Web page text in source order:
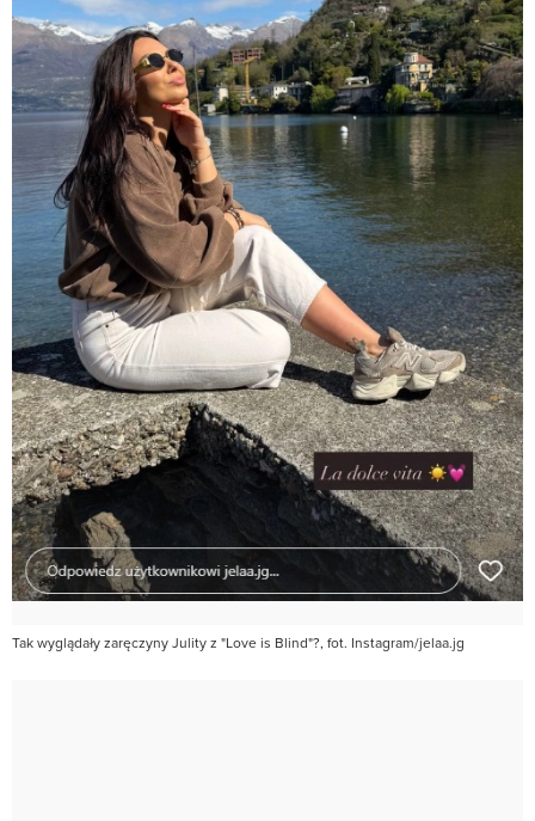
Tak wyglądały zaręczyny Julity z "Love is Blind"?, fot. Instagram/jelaa.jg